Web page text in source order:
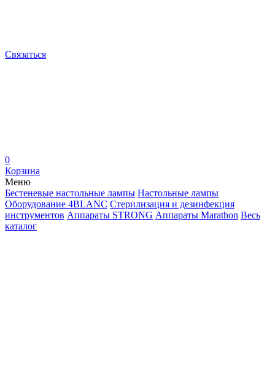
Связаться
0
Корзина
Меню
Бестеневые настольные лампы Настольные лампы
Оборудование 4BLANC Стерилизация и дезинфекция
инструментов Аппараты STRONG Аппараты Marathon Весь
каталог